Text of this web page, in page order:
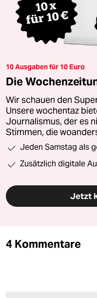
10 Ausgaben für 10 Euro
Die
Wir schauen den
Unsere wochentaz
Journalismus, der es
Stimmen, die
Jeden Samstag als
Zusätzlich digitale
Jetzt
4 Kommentare